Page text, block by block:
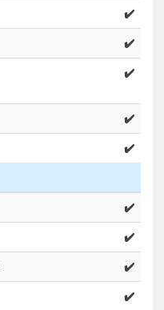
✔️
✔️
✔️
✔️
✔️
✔️
✔️
✔️
✔️